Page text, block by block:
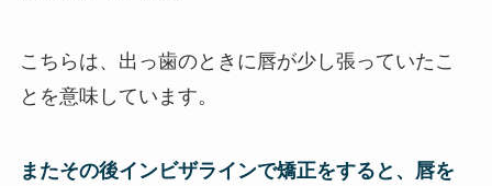
こちらは、出っ歯のときに唇が少し張っていたこ
とを意味しています。
またその後インビザラインで矯正をすると、唇を